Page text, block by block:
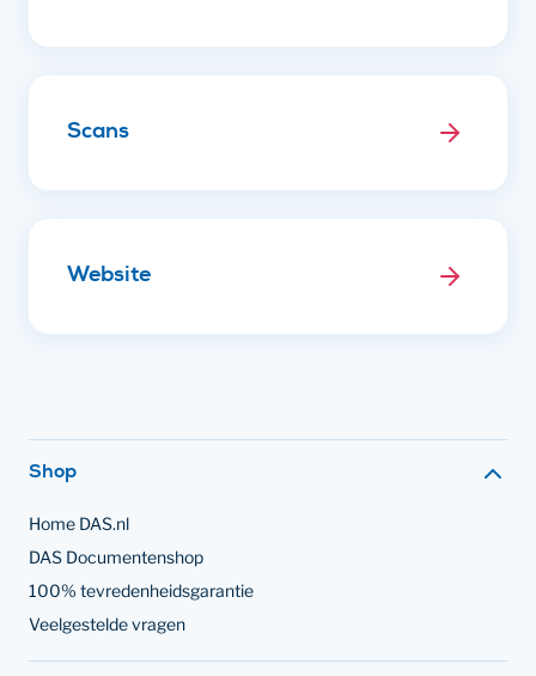
Scans
Website
Shop
Home DAS.nl
DAS Documentenshop
100% tevredenheidsgarantie
Veelgestelde vragen